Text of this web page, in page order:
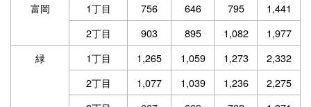
富岡
1丁目 756 646 795
1,441
2丁目
903 895 1,082
1,977
緑
1丁目 1,265 1,059 1,273
2,332
2丁目
1,077 1,039 1,236
2,275